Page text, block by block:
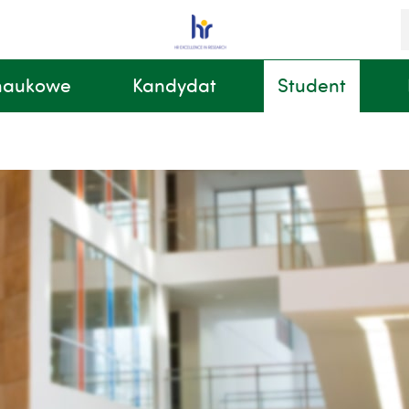
Kandydat Student